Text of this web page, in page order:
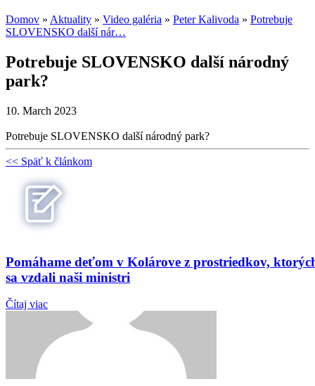
Domov » Aktuality » Video galéria » Peter Kalivoda » Potrebuje
SLOVENSKO další nár…
Potrebuje SLOVENSKO další národný
park?
10. March 2023
Potrebuje SLOVENSKO další národný park?
<< Späť k článkom
Pomáhame deťom v Kolárove z prostriedkov,
sa vzdali naši ministri
Čítaj viac